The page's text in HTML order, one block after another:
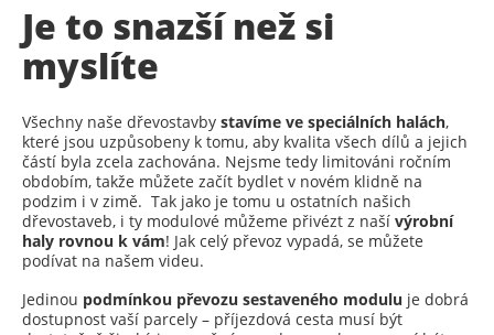
Je to snazší než si
myslíte
Všechny naše dřevostavby stavíme ve speciálních halách,
které jsou uzpůsobeny k tomu, aby kvalita všech dílů a jejich
částí byla zcela zachována. Nejsme tedy limitováni ročním
obdobím, takže můžete začít bydlet v novém klidně na
podzim i v zimě. Tak jako je tomu u ostatních našich
dřevostaveb, i ty modulové můžeme přivézt z naší výrobní
haly rovnou k vám! Jak celý převoz vypadá, se můžete
podívat na našem videu.
Jedinou podmínkou převozu sestaveného modulu je dobrá
dostupnost vaší parcely – příjezdová cesta musí být